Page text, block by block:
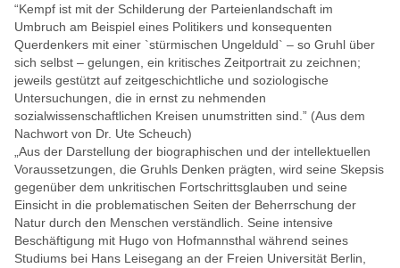
“Kempf ist mit der Schilderung der Parteienlandschaft im
Umbruch am Beispiel eines Politikers und konsequenten
Querdenkers mit einer `stürmischen Ungelduld` – so Gruhl über
sich selbst – gelungen, ein kritisches Zeitportrait zu zeichnen;
jeweils gestützt auf zeitgeschichtliche und soziologische
Untersuchungen, die in ernst zu nehmenden
sozialwissenschaftlichen Kreisen unumstritten sind.” (Aus dem
Nachwort von Dr. Ute Scheuch)
„Aus der Darstellung der biographischen und der intellektuellen
Voraussetzungen, die Gruhls Denken prägten, wird seine Skepsis
gegenüber dem unkritischen Fortschrittsglauben und seine
Einsicht in die problematischen Seiten der Beherrschung der
Natur durch den Menschen verständlich. Seine intensive
Beschäftigung mit Hugo von Hofmannsthal während seines
Studiums bei Hans Leisegang an der Freien Universität Berlin,